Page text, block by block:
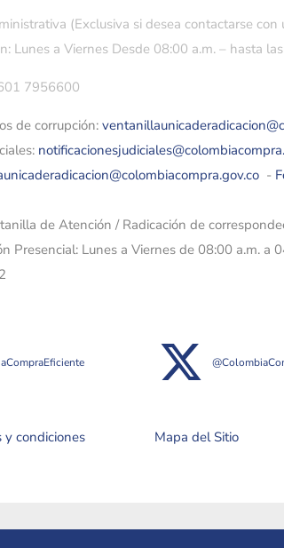
(Exclusiva si desea contactarse con
Lunes a Viernes Desde 08:00 a.m. – hasta
7956600
de corrupción:
-
de Atención / Radicación de
Presencial: Lunes a Viernes de 08:00 a.m. a
y condiciones Mapa del Sitio